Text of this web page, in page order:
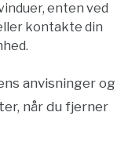
enten ved
kontakte din
anvisninger og
når du fjerner